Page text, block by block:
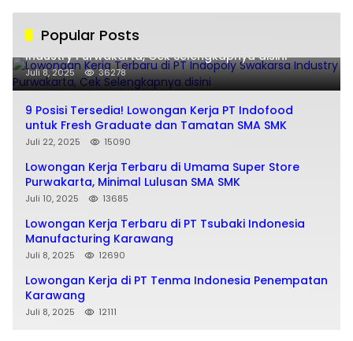
Popular Posts
Lowongan Kerja Terbaru di PT Indopoly Swakarsa
Industry Purwakarta, Cek Selengkapnya disini
Juli 8, 2025 36278
9 Posisi Tersedia! Lowongan Kerja PT Indofood
untuk Fresh Graduate dan Tamatan SMA SMK
Juli 22, 2025 15090
Lowongan Kerja Terbaru di Umama Super Store
Purwakarta, Minimal Lulusan SMA SMK
Juli 10, 2025 13685
Lowongan Kerja Terbaru di PT Tsubaki Indonesia
Manufacturing Karawang
Juli 8, 2025 12690
Lowongan Kerja di PT Tenma Indonesia Penempatan
Karawang
Juli 8, 2025 12111